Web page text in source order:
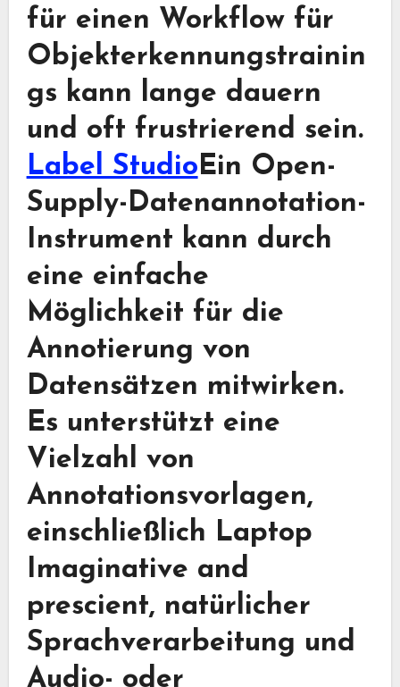
für einen Workflow für
Objekterkennungstrainin
gs kann lange dauern
und oft frustrierend sein.
Label StudioEin Open-
Supply-Datenannotation-
Instrument kann durch
eine einfache
Möglichkeit für die
Annotierung von
Datensätzen mitwirken.
Es unterstützt eine
Vielzahl von
Annotationsvorlagen,
einschließlich Laptop
Imaginative and
prescient, natürlicher
Sprachverarbeitung und
Audio- oder